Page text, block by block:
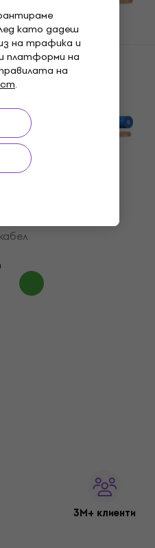
като дадеш
на трафика и
платформи на
на
.
iceRock
кабел
отстъпка
Микрофонен
3M+ клиенти